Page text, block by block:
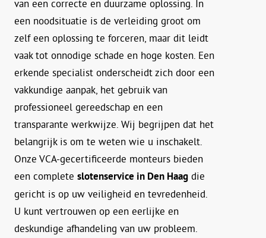
van een correcte en duurzame oplossing. In
een noodsituatie is de verleiding groot om
zelf een oplossing te forceren, maar dit leidt
vaak tot onnodige schade en hoge kosten. Een
erkende specialist onderscheidt zich door een
vakkundige aanpak, het gebruik van
professioneel gereedschap en een
transparante werkwijze. Wij begrijpen dat het
belangrijk is om te weten wie u inschakelt.
Onze VCA-gecertificeerde monteurs bieden
een complete slotenservice in Den Haag die
gericht is op uw veiligheid en tevredenheid.
U kunt vertrouwen op een eerlijke en
deskundige afhandeling van uw probleem.